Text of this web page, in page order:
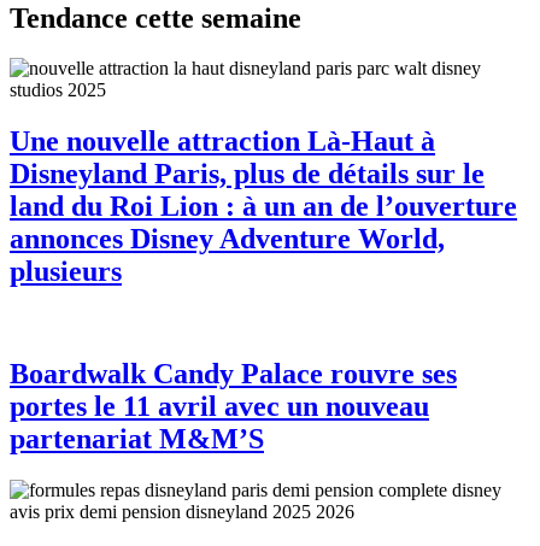
Tendance cette semaine
Une nouvelle attraction Là-Haut à
Disneyland Paris, plus de détails sur le
land du Roi Lion : à un an de l’ouverture
annonces Disney Adventure World,
plusieurs
Boardwalk Candy Palace rouvre ses
portes le 11 avril avec un nouveau
partenariat M&M’S